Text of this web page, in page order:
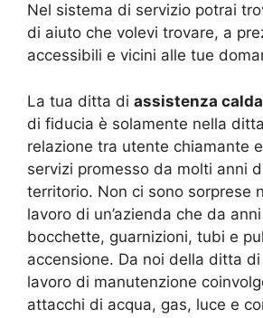
Nel sistema di servizio potrai
di aiuto che volevi trovare, a
accessibili e vicini alle tue
La tua ditta di assistenza
di fiducia è solamente nella
relazione tra utente chiamante
servizi promesso da molti anni
territorio. Non ci sono sorprese
lavoro di un’azienda che da
bocchette, guarnizioni, tubi e
accensione. Da noi della ditta
lavoro di manutenzione
attacchi di acqua, gas, luce e